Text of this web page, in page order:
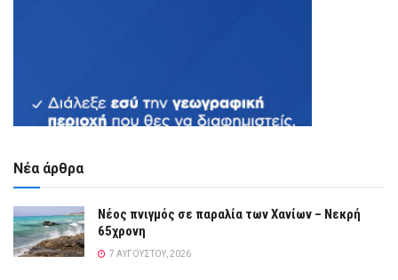
Νέα άρθρα
Νέος πνιγμός σε παραλία των Χανίων – Νεκρή
65χρονη
7 ΑΥΓΟΎΣΤΟΥ, 2026